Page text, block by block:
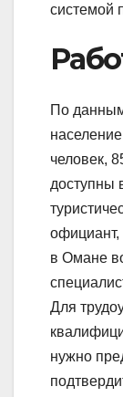
системой
По
человек,
доступны
официант,
в Омане
Для
нужно